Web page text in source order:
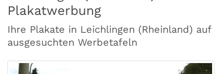
Plakatwerbung
Ihre Plakate in Leichlingen (Rheinland) auf
ausgesuchten Werbetafeln